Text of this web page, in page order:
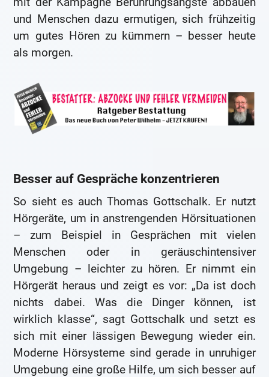
und Menschen dazu ermutigen, sich frühzeitig
um gutes Hören zu kümmern – besser heute
als morgen.
Besser auf Gespräche konzentrieren
So sieht es auch Thomas Gottschalk. Er nutzt
Hörgeräte, um in anstrengenden Hörsituationen
– zum Beispiel in Gesprächen mit vielen
Menschen oder in geräuschintensiver
Umgebung – leichter zu hören. Er nimmt ein
Hörgerät heraus und zeigt es vor: „Da ist doch
nichts dabei. Was die Dinger können, ist
wirklich klasse“, sagt Gottschalk und setzt es
sich mit einer lässigen Bewegung wieder ein.
Moderne Hörsysteme sind gerade in unruhiger
Umgebung eine große Hilfe, um sich besser auf